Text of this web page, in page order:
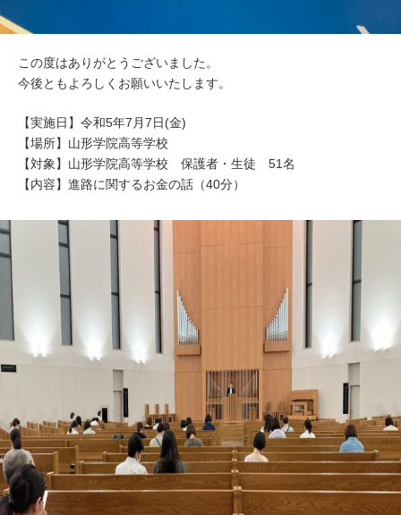
この度はありがとうございました。
今後ともよろしくお願いいたします。
【実施日】令和5年7月7日(金)
【場所】山形学院高等学校
【対象】山形学院高等学校 保護者・生徒 51名
【内容】進路に関するお金の話（40分）